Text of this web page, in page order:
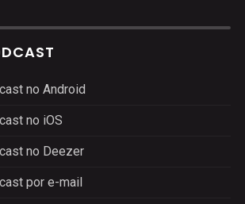
no Android
no iOS
no Deezer
por e-mail